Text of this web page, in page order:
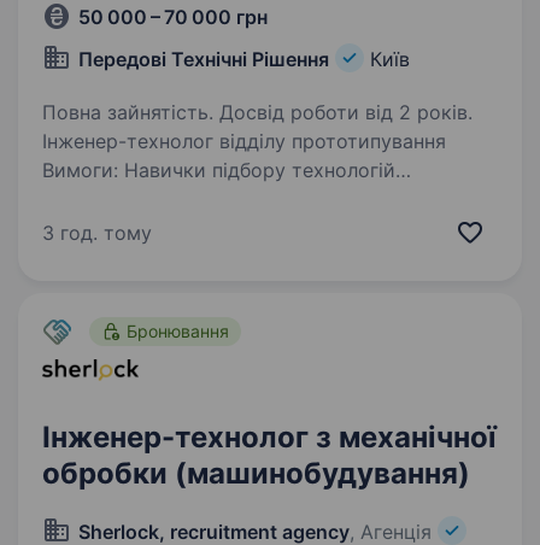
50 000 – 70 000 грн
Передові Технічні Рішення
Київ
Повна зайнятість. Досвід роботи від 2 років.
Інженер-технолог відділу прототипування
Вимоги: Навички підбору технологій
композити, лиття під тиском або схожі
3 год. тому
Бронювання
Інженер-технолог з механічної
обробки (машинобудування)
Sherlock, recruitment agency, Агенція